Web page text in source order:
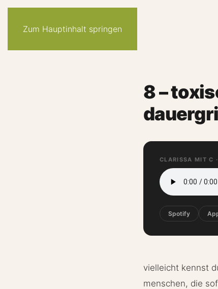
Zum Hauptinhalt springen
8 –
CLARISSA MIT C
Spotify
vielleicht kennst
menschen, die